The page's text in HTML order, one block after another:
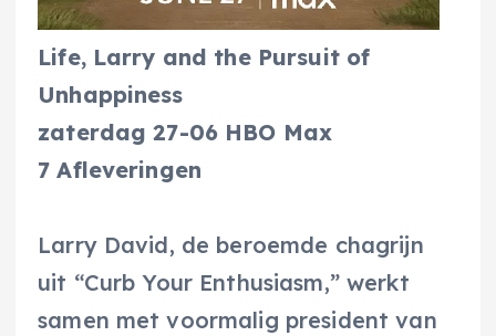
Life, Larry and the Pursuit of
Unhappiness
zaterdag 27-06 HBO Max
7 Afleveringen
Larry David, de beroemde chagrijn
uit “Curb Your Enthusiasm,” werkt
samen met voormalig president van